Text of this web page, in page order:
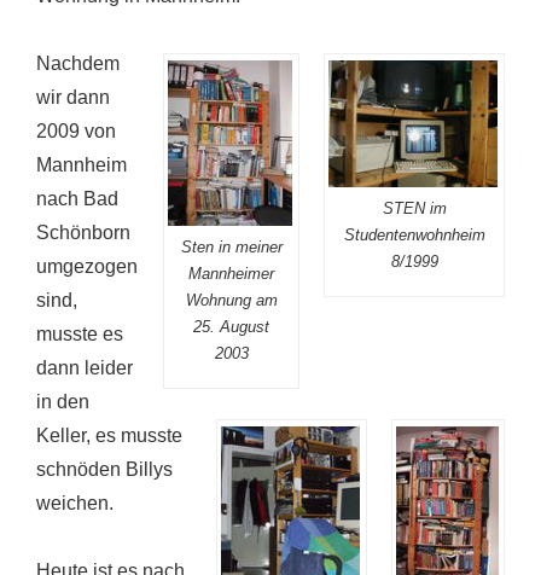
STEN im
Studentenwohnheim
8/1999
Sten in meiner
Mannheimer
Wohnung am
25. August
2003
Nachdem
wir dann
2009 von
Mannheim
nach Bad
Schönborn
umgezogen
sind,
musste es
dann leider
in den
Keller, es musste
schnöden Billys
weichen.
Heute ist es nach